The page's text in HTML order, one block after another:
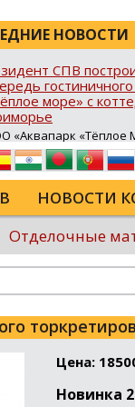
НОВОСТИ
СПВ
море» с
«Аквапарк «Тёплое
резидента
(СПВ),
Приморского
на
Брюса
второй
«Тёплое
процедура
(СТЗ), позволяющая
НОВОСТИ
Отделочные
Цена:
Новинка